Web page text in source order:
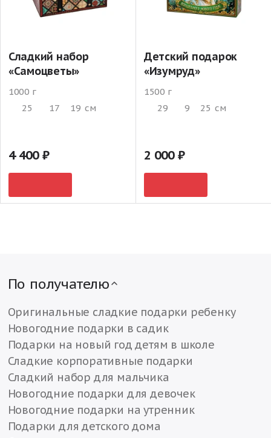
Сладкий набор
«Самоцветы»
1000 г
25
17 19 см
4 400
Детский подарок
«Изумруд»
1500 г
29
9 25 см
2 000
По получателю
Оригинальные сладкие подарки ребенку
Новогодние подарки в садик
Подарки на новый год детям в школе
Сладкие корпоративные подарки
Сладкий набор для мальчика
Новогодние подарки для девочек
Новогодние подарки на утренник
Подарки для детского дома